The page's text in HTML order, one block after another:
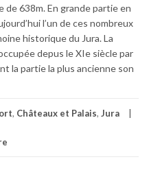
de 638m. En grande partie en
l’un de ces nombreux
historique du Jura. La
depus le XIe siècle par
la partie la plus ancienne son
, Châteaux et Palais, Jura